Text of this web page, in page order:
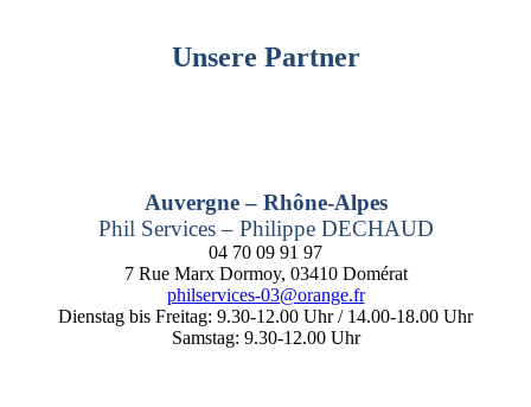
Unsere Partner
Auvergne – Rhône-Alpes
Phil Services – Philippe DECHAUD
04 70 09 91 97
7 Rue Marx Dormoy, 03410 Domérat
philservices-03@orange.fr
Dienstag bis Freitag: 9.30-12.00 Uhr / 14.00-18.00 Uhr
Samstag: 9.30-12.00 Uhr